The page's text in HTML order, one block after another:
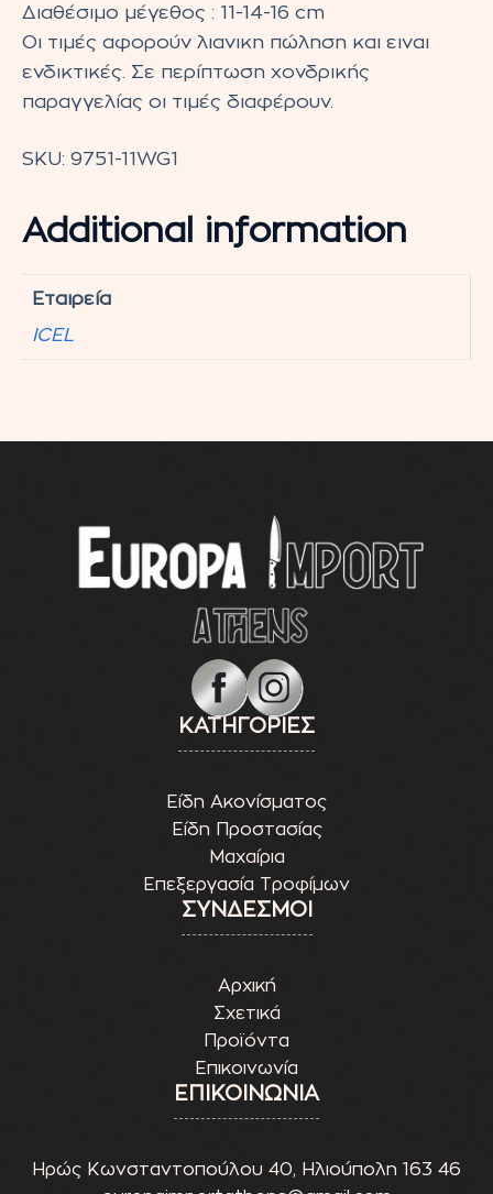
Διαθέσιμο μέγεθος : 11-14-16 cm
Οι τιμές αφορούν λιανικη πώληση και ειναι
ενδικτικές. Σε περίπτωση χονδρικής
παραγγελίας οι τιμές διαφέρουν.
SKU: 9751-11WG1
Additional information
Εταιρεία
ICEL
ΚΑΤΗΓΟΡΙΕΣ
Είδη Ακονίσματος
Είδη Προστασίας
Μαχαίρια
Επεξεργασία Τροφίμων
ΣΥΝΔΕΣΜΟΙ
Αρχική
Σχετικά
Προϊόντα
Επικοινωνία
ΕΠΙΚΟΙΝΩΝΙΑ
Ηρώς Κωνσταντοπούλου 40, Ηλιούπολη 163 46